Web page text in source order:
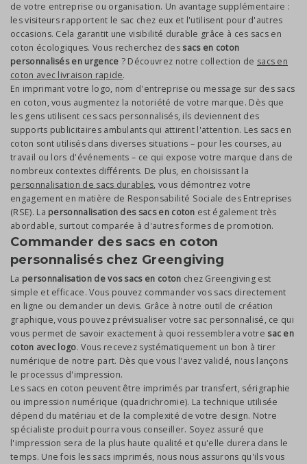
de votre entreprise ou organisation. Un avantage supplémentaire :
les visiteurs rapportent le sac chez eux et l'utilisent pour d'autres
occasions. Cela garantit une visibilité durable grâce à ces sacs en
coton écologiques. Vous recherchez des sacs en coton
personnalisés en urgence ? Découvrez notre collection de sacs en
coton avec livraison rapide.
En imprimant votre logo, nom d'entreprise ou message sur des sacs
en coton, vous augmentez la notoriété de votre marque. Dès que
les gens utilisent ces sacs personnalisés, ils deviennent des
supports publicitaires ambulants qui attirent l'attention. Les sacs en
coton sont utilisés dans diverses situations – pour les courses, au
travail ou lors d'événements – ce qui expose votre marque dans de
nombreux contextes différents. De plus, en choisissant la
personnalisation de sacs durables, vous démontrez votre
engagement en matière de Responsabilité Sociale des Entreprises
(RSE). La personnalisation des sacs en coton est également très
abordable, surtout comparée à d'autres formes de promotion.
Commander des sacs en coton
personnalisés chez Greengiving
La personnalisation de vos sacs en coton chez Greengiving est
simple et efficace. Vous pouvez commander vos sacs directement
en ligne ou demander un devis. Grâce à notre outil de création
graphique, vous pouvez prévisualiser votre sac personnalisé, ce qui
vous permet de savoir exactement à quoi ressemblera votre sac en
coton avec logo. Vous recevez systématiquement un bon à tirer
numérique de notre part. Dès que vous l'avez validé, nous lançons
le processus d'impression.
Les sacs en coton peuvent être imprimés par transfert, sérigraphie
ou impression numérique (quadrichromie). La technique utilisée
dépend du matériau et de la complexité de votre design. Notre
spécialiste produit pourra vous conseiller. Soyez assuré que
l'impression sera de la plus haute qualité et qu'elle durera dans le
temps. Une fois les sacs imprimés, nous nous assurons qu'ils vous